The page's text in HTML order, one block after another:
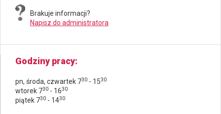
Brakuje informacji?
Napisz do administratora
Godziny pracy
pn, środa, czwartek 730 - 1530
wtorek 730 - 1630
piątek 730 - 1430